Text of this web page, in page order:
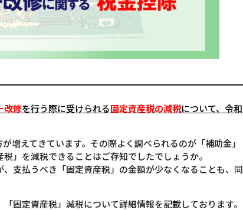
改修を行う際に受けられる固定資産税の減税について、令和
増えてきています。その際よく調べられるのが「補助金」
」を減税できることはご存知でしたでしょうか。
支払うべき「固定資産税」の金額が少なくなることも、同
固定資産税」減税について詳細情報を記載しております。